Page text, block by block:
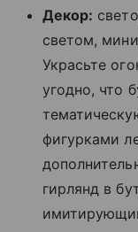
Декор:
светом,
Украсьте
угодно, что
фигурками
гирлянд в